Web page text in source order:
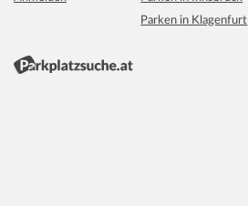
Parken in Klagenfurt